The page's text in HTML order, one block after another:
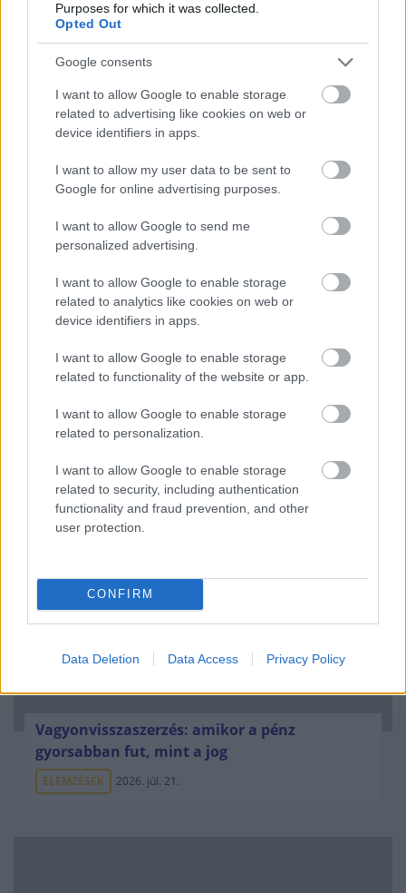
Purposes for which it was collected.
Opted Out
Google consents
I want to allow Google to enable storage
related to advertising like cookies on web or
device identifiers in apps.
I want to allow my user data to be sent to
Google for online advertising purposes.
I want to allow Google to send me
personalized advertising.
I want to allow Google to enable storage
related to analytics like cookies on web or
device identifiers in apps.
I want to allow Google to enable storage
related to functionality of the website or app.
I want to allow Google to enable storage
related to personalization.
I want to allow Google to enable storage
related to security, including authentication
functionality and fraud prevention, and other
user protection.
CONFIRM
Data Deletion Data Access Privacy Policy
érmeboltjában (V. ker. Budapest, Báthory u.
7.) és webáruházában
https://www.penzvero.hu/
MNB EMLÉKÉRME
NÉPSZERŰ
állam
ELEMZÉSEK 2026. júl. 22.
Vagyonvisszaszerzés: amikor a pénz
gyorsabban fut, mint a jog
ELEMZÉSEK 2026. júl. 21.